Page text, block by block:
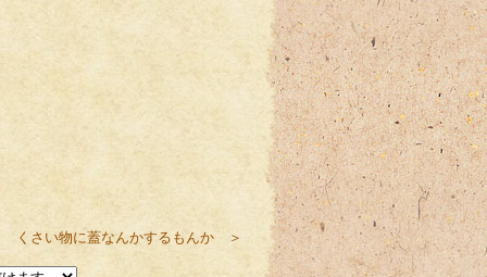
くさい物に蓋なんかするもんか ＞